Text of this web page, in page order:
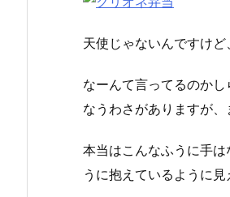
天使じゃないんですけ
なーんて言ってるのか
なうわさがありますが、
本当はこんなふうに手
うに抱えているように